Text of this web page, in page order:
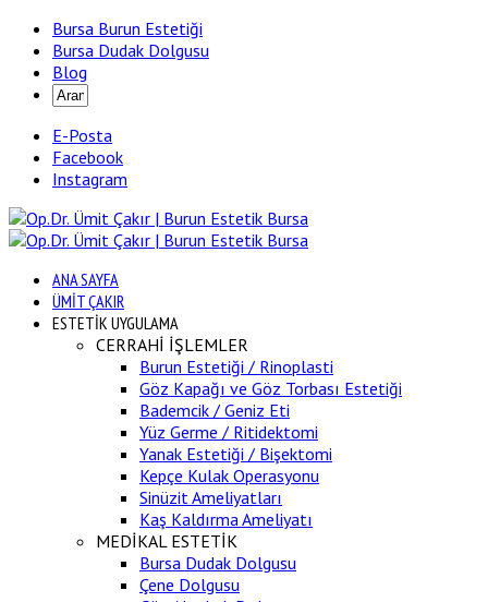
Bursa Burun Estetiği
Bursa Dudak Dolgusu
Blog
E-Posta
Facebook
Instagram
ANA SAYFA
ÜMİT ÇAKIR
ESTETİK UYGULAMA
CERRAHİ İŞLEMLER
Burun Estetiği / Rinoplasti
Göz Kapağı ve Göz Torbası Estetiği
Bademcik / Geniz Eti
Yüz Germe / Ritidektomi
Yanak Estetiği / Bişektomi
Kepçe Kulak Operasyonu
Sinüzit Ameliyatları
Kaş Kaldırma Ameliyatı
MEDİKAL ESTETİK
Bursa Dudak Dolgusu
Çene Dolgusu